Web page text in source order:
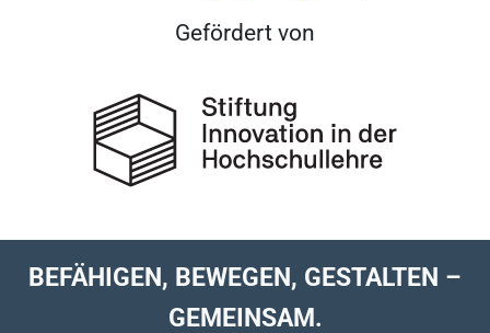
Gefördert von
BEFÄHIGEN, BEWEGEN, GESTALTEN –
GEMEINSAM.